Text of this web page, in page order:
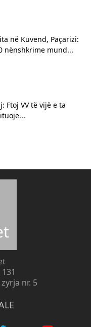
në Kuvend, Paçarizi:
nënshkrime mund...
Ftoj VV të vijë e ta
nr. 5